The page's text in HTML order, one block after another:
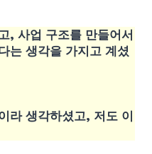
, 사업 구조를 만들어서
는 생각을 가지고 계셨
라 생각하셨고, 저도 이